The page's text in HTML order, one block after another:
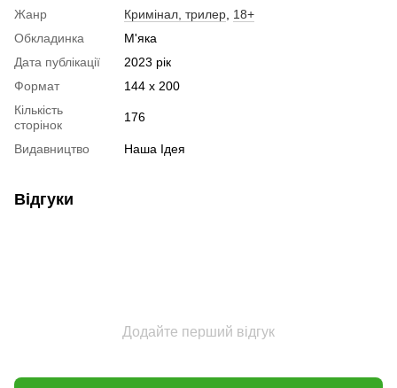
Жанр
Кримінал, трилер 18+
Обкладинка
М'яка
Дата публікації
2023 рік
Формат
144 х 200
Кількість
сторінок
176
Видавництво Наша Ідея
Відгуки
Додайте перший відгук